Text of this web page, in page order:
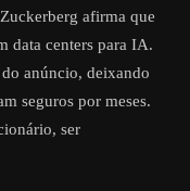
afirma que
data centers para IA.
anúncio, deixando
seguros por meses.
ser